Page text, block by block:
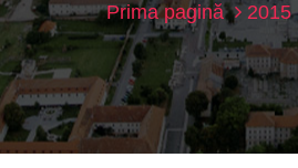
Prima pagină 2015